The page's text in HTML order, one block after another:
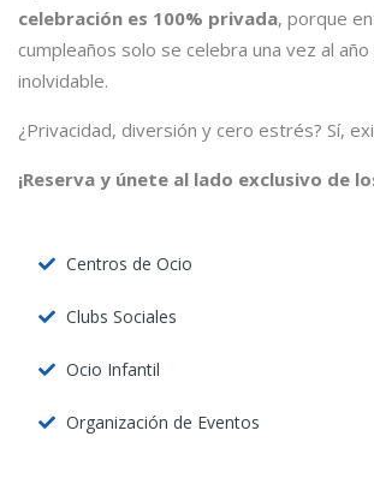
celebración es 100% privada, porque
cumpleaños solo se celebra una vez al
inolvidable.
¿Privacidad, diversión y cero estrés? Sí,
¡Reserva y únete al lado exclusivo de
Centros de Ocio
Clubs Sociales
Ocio Infantil
Organización de Eventos